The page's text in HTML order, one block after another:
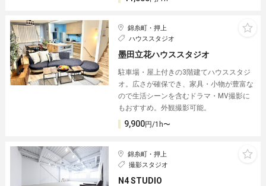
錦糸町・押上
ハウススタジオ
墨田立花ハウススタジオ
駐車場・屋上付きの3階建てハウススタジ
オ。広さが確保でき、家具・小物が豊富な
ので生活シーンを含むドラマ・MV撮影に
もおすすめ。外観撮影可能。
9,900円/1h〜
錦糸町・押上
撮影スタジオ
N4 STUDIO